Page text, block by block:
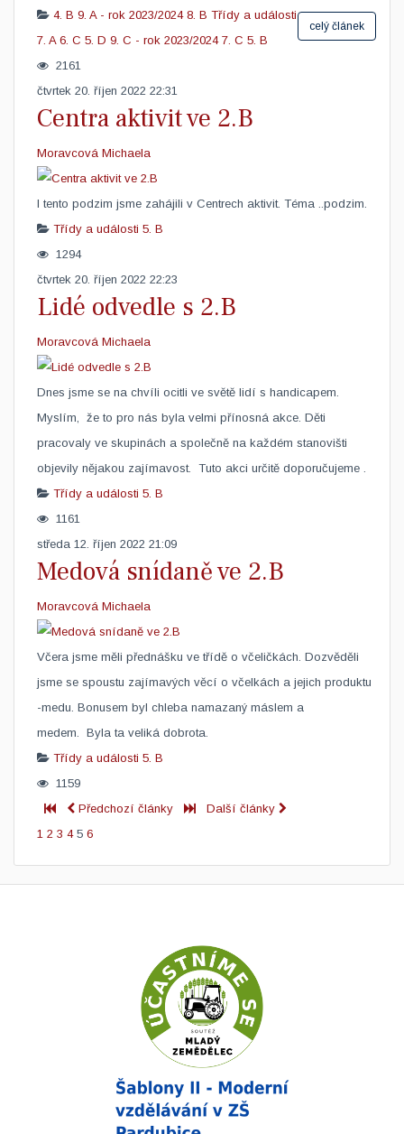
celý článek
4. B 9. A - rok 2023/2024 8. B Třídy a události
7. A 6. C 5. D 9. C - rok 2023/2024 7. C 5. B
2161
čtvrtek 20. říjen 2022 22:31
Centra aktivit ve 2.B
Moravcová Michaela
​I tento podzim jsme zahájili v Centrech aktivit. Téma ..podzim.
Třídy a události 5. B
1294
čtvrtek 20. říjen 2022 22:23
Lidé odvedle s 2.B
Moravcová Michaela
​Dnes jsme se na chvíli ocitli ve světě lidí s handicapem.
Myslím, že to pro nás byla velmi přínosná akce. Děti
pracovaly ve skupinách a společně na každém stanovišti
objevily nějakou zajímavost. Tuto akci určitě doporučujeme .
Třídy a události 5. B
1161
středa 12. říjen 2022 21:09
Medová snídaně ve 2.B
Moravcová Michaela
​Včera jsme měli přednášku ve třídě o včeličkách. Dozvěděli
jsme se spoustu zajímavých věcí o včelkách a jejich produktu
-medu. Bonusem byl chleba namazaný máslem a
medem. Byla ta veliká dobrota.
Třídy a události 5. B
1159
Předchozí články
Další články
1 2 3 4 5 6